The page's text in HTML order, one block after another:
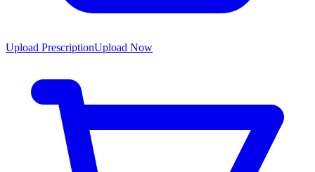
Upload PrescriptionUpload Now